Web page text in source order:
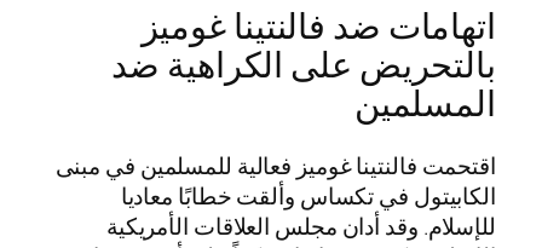
اتهامات ضد فالنتينا غوميز
بالتحريض على الكراهية ضد
المسلمين
اقتحمت فالنتينا غوميز فعالية للمسلمين في مبنى
الكابيتول في تكساس وألقت خطابًا معاديا
للإسلام. وقد أدان مجلس العلاقات الأمريكية